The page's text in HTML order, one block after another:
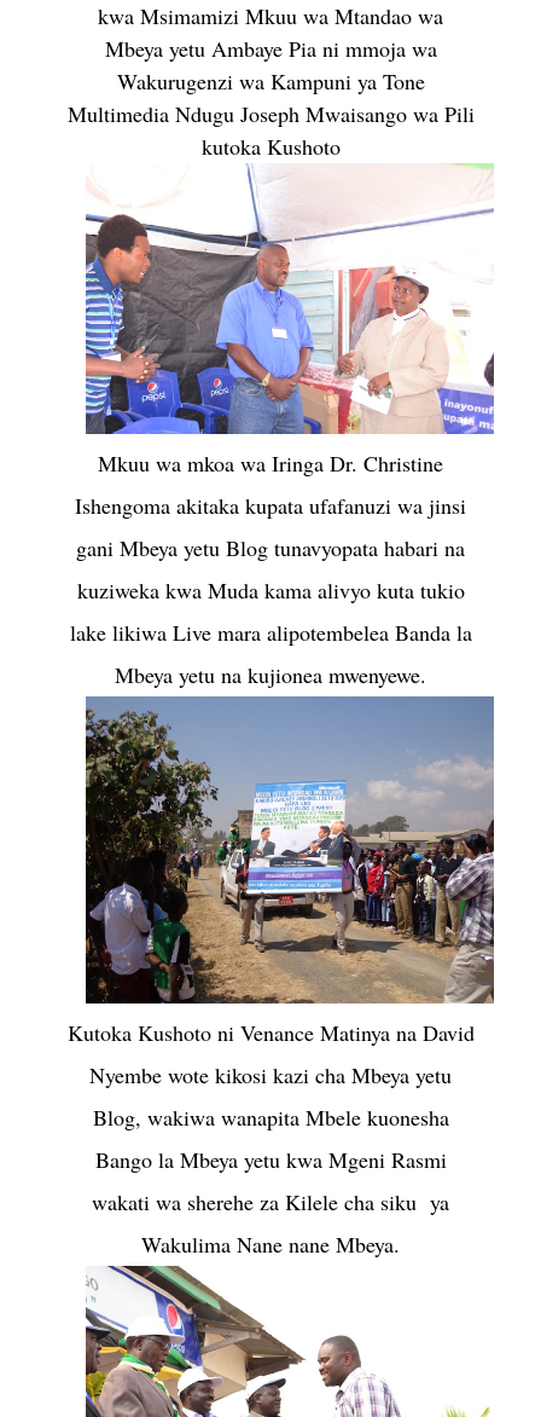
kwa Msimamizi Mkuu wa Mtandao wa
Mbeya yetu Ambaye Pia ni mmoja wa
Wakurugenzi wa Kampuni ya Tone
Multimedia Ndugu Joseph Mwaisango wa Pili
kutoka Kushoto
Mkuu wa mkoa wa Iringa Dr. Christine
Ishengoma akitaka kupata ufafanuzi wa jinsi
gani Mbeya yetu Blog tunavyopata habari na
kuziweka kwa Muda kama alivyo kuta tukio
lake likiwa Live mara alipotembelea Banda la
Mbeya yetu na kujionea mwenyewe.
Kutoka Kushoto ni Venance Matinya na David
Nyembe wote kikosi kazi cha Mbeya yetu
Blog, wakiwa wanapita Mbele kuonesha
Bango la Mbeya yetu kwa Mgeni Rasmi
wakati wa sherehe za Kilele cha siku ya
Wakulima Nane nane Mbeya.